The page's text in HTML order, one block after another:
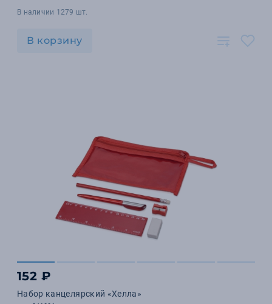
В наличии 1279 шт.
В корзину
152 ₽
Набор канцелярский «Хелла»